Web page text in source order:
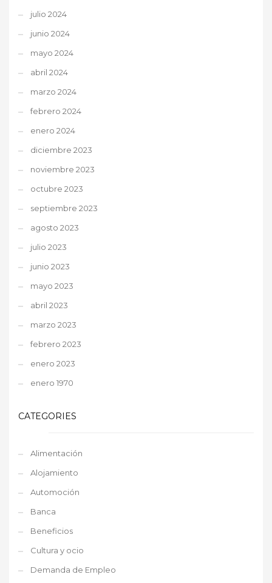
julio 2024
junio 2024
mayo 2024
abril 2024
marzo 2024
febrero 2024
enero 2024
diciembre 2023
noviembre 2023
octubre 2023
septiembre 2023
agosto 2023
julio 2023
junio 2023
mayo 2023
abril 2023
marzo 2023
febrero 2023
enero 2023
enero 1970
CATEGORIES
Alimentación
Alojamiento
Automoción
Banca
Beneficios
Cultura y ocio
Demanda de Empleo